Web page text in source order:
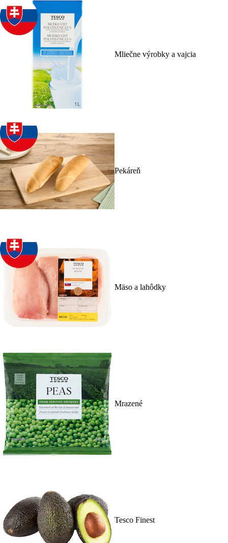
Mliečne výrobky a vajcia
Pekáreň
Mäso a lahôdky
Mrazené
Tesco Finest